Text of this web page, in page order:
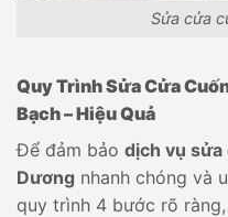
Sửa cửa
Quy Trình Sửa Cửa
Bạch – Hiệu Quả
Để đảm bảo dịch vụ sửa
Dương nhanh chóng và
quy trình 4 bước rõ